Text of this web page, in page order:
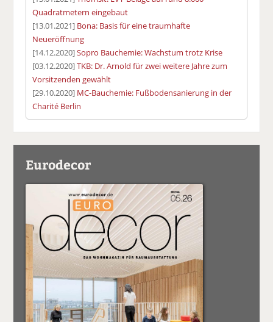
Quadratmetern eingebaut
[13.01.2021] Bona: Basis für eine traumhafte
Neueröffnung
[14.12.2020]Sopro Bauchemie: Wachstum trotz Krise
[03.12.2020]TKB: Dr. Arnold für zwei weitere Jahre zum
Vorsitzenden gewählt
[29.10.2020] MC-Bauchemie: Fußbodensanierung in der
Charité Berlin
Eurodecor